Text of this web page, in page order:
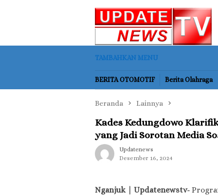
TAMBAHKAN MENU
BERITA OTOMOTIF Berita Olahraga
Beranda Lainnya
Kades Kedungdowo
yang Jadi Sorotan Media
Updatenews
Desember 16, 2024
Nganjuk | Updatenewstv-